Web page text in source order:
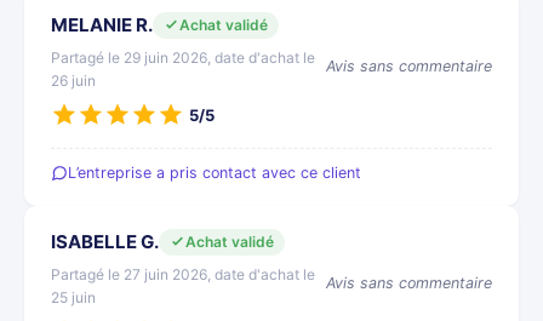
MELANIE R.
Achat validé
Partagé le 29 juin 2026, date d'achat le
26 juin
Avis sans commentaire
5/5
L’entreprise a pris contact avec ce client
ISABELLE G.
Achat validé
Partagé le 27 juin 2026, date d'achat le
25 juin
Avis sans commentaire